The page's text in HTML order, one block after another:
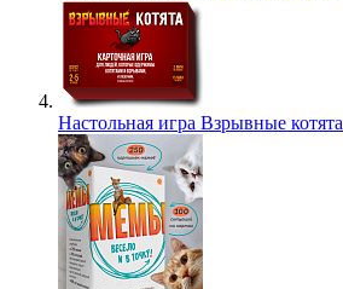
Настольная игра Взрывные котята